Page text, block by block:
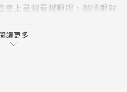
皇上是越看越順眼，越順眼就
啊……
讀更多